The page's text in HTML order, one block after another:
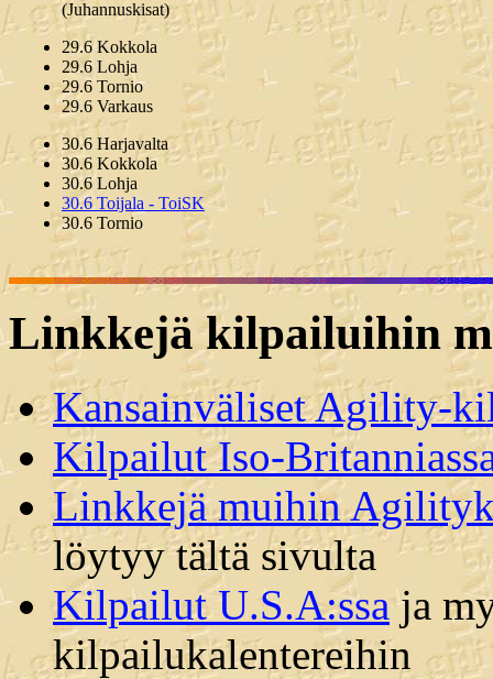
(Juhannuskisat)
29.6 Kokkola
29.6 Lohja
29.6 Tornio
29.6 Varkaus
30.6 Harjavalta
30.6 Kokkola
30.6 Lohja
30.6 Toijala - ToiSK
30.6 Tornio
Linkkejä kilpailuihin
Kansainväliset Agility-
Kilpailut Iso-
Linkkejä muihin
löytyy tältä sivulta
Kilpailut U.S.A:ssaja
kilpailukalentereihin